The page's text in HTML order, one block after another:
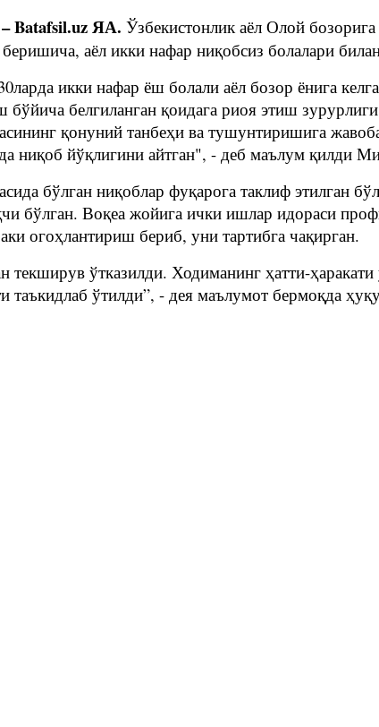
Batafsil.uz ЯА. Ўзбекистонлик аёл Олой
аёл икки нафар ниқобсиз болалари
икки нафар ёш болали аёл бозор ёнига
белгиланган қоидага риоя этиш
қонуний танбеҳи ва тушунтиришига
ниқоб йўқлигини айтган", - деб маълум қилди
бўлган ниқоблар фуқарога таклиф этилган
бўлган. Воқеа жойига ички ишлар идораси
огоҳлантириш бериб, уни тартибга чақирган.
текширув ўтказилди. Ходиманинг ҳатти-
таъкидлаб ўтилди”, - дея маълумот бермоқда